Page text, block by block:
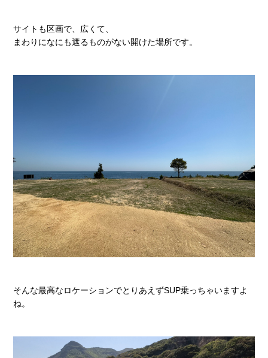
サイトも区画で、広くて、
まわりになにも遮るものがない開けた場所です。
そんな最高なロケーションでとりあえずSUP乗っちゃいますよ
ね。